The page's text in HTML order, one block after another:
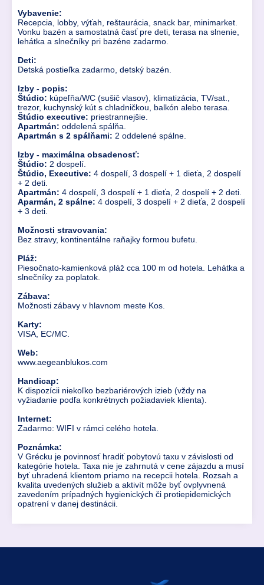
Vybavenie:
Recepcia, lobby, výťah, reštaurácia, snack bar, minimarket.
Vonku bazén a samostatná časť pre deti, terasa na slnenie,
lehátka a slnečníky pri bazéne zadarmo.
Deti:
Detská postieľka zadarmo, detský bazén.
Izby - popis:
Štúdio: kúpeľňa/WC (sušič vlasov), klimatizácia, TV/sat.,
trezor, kuchynský kút s chladničkou, balkón alebo terasa.
Štúdio executive: priestrannejšie.
Apartmán: oddelená spálňa.
Apartmán s 2 spálňami: 2 oddelené spálne.
Izby - maximálna obsadenosť:
Štúdio: 2 dospelí.
Štúdio, Executive: 4 dospelí, 3 dospelí + 1 dieťa, 2 dospelí
+ 2 deti.
Apartmán: 4 dospelí, 3 dospelí + 1 dieťa, 2 dospelí + 2 deti.
Aparmán, 2 spálne: 4 dospelí, 3 dospelí + 2 dieťa, 2 dospelí
+ 3 deti.
Možnosti stravovania:
Bez stravy, kontinentálne raňajky formou bufetu.
Pláž:
Piesočnato-kamienková pláž cca 100 m od hotela. Lehátka a
slnečníky za poplatok.
Zábava:
Možnosti zábavy v hlavnom meste Kos.
Karty:
VISA, EC/MC.
Web:
www.aegeanblukos.com
Handicap:
K dispozícii niekoľko bezbariérových izieb (vždy na
vyžiadanie podľa konkrétnych požiadaviek klienta).
Internet:
Zadarmo: WIFI v rámci celého hotela.
Poznámka:
V Grécku je povinnosť hradiť pobytovú taxu v závislosti od
kategórie hotela. Taxa nie je zahrnutá v cene zájazdu a musí
byť uhradená klientom priamo na recepcii hotela. Rozsah a
kvalita uvedených služieb a aktivít môže byť ovplyvnená
zavedením prípadných hygienických či protiepidemických
opatrení v danej destinácii.